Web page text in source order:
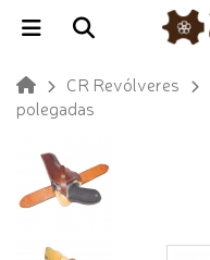
CR Revólveres
polegadas